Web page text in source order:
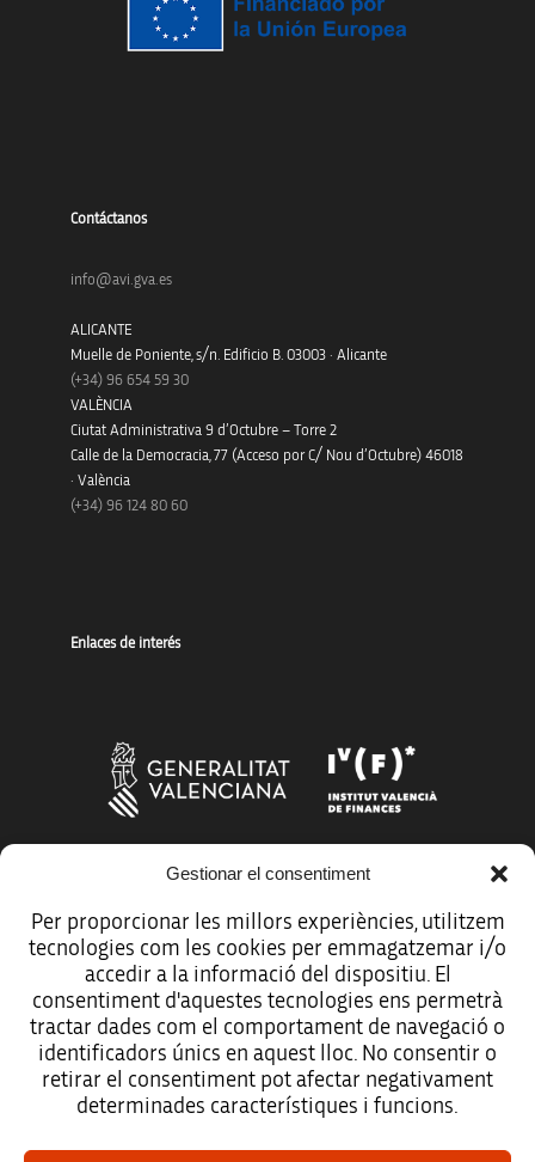
Gestionar el consentiment
Per proporcionar les millors experiències, utilitzem
tecnologies com les cookies per emmagatzemar i/o
accedir a la informació del dispositiu. El
consentiment d'aquestes tecnologies ens permetrà
tractar dades com el comportament de navegació o
identificadors únics en aquest lloc. No consentir o
retirar el consentiment pot afectar negativament
determinades característiques i funcions.
Contáctanos
info@avi.gva.es
ALICANTE
Muelle de Poniente, s/n. Edificio B. 03003 · Alicante
(+34) 96 654 59 30
VALÈNCIA
Ciutat Administrativa 9 d’Octubre – Torre 2
Calle de la Democracia, 77 (Acceso por C/ Nou d’Octubre) 46018
· València
(+34) 96 124 80 60
Enlaces de interés
Avíso legal
Política de protección de datos